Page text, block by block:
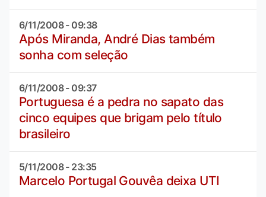
6/11/2008 - 09:38
Após Miranda, André Dias também
sonha com seleção
6/11/2008 - 09:37
Portuguesa é a pedra no sapato das
cinco equipes que brigam pelo título
brasileiro
5/11/2008 - 23:35
Marcelo Portugal Gouvêa deixa UTI